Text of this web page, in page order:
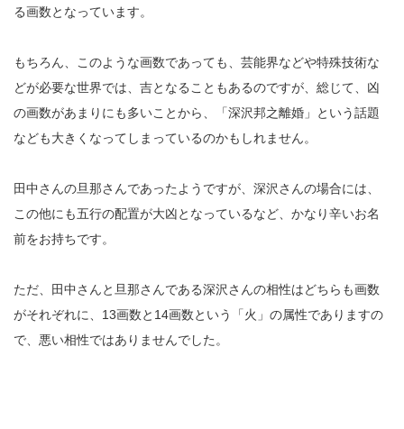
る画数となっています。
もちろん、このような画数であっても、芸能界などや特殊技術な
どが必要な世界では、吉となることもあるのですが、総じて、凶
の画数があまりにも多いことから、「深沢邦之離婚」という話題
なども大きくなってしまっているのかもしれません。
田中さんの旦那さんであったようですが、深沢さんの場合には、
この他にも五行の配置が大凶となっているなど、かなり辛いお名
前をお持ちです。
ただ、田中さんと旦那さんである深沢さんの相性はどちらも画数
がそれぞれに、13画数と14画数という「火」の属性でありますの
で、悪い相性ではありませんでした。